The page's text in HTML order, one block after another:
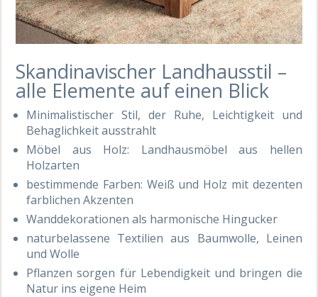
Skandinavischer Landhausstil –
alle Elemente auf einen Blick
Minimalistischer Stil, der Ruhe, Leichtigkeit und
Behaglichkeit ausstrahlt
Möbel aus Holz: Landhausmöbel aus hellen
Holzarten
bestimmende Farben: Weiß und Holz mit dezenten
farblichen Akzenten
Wanddekorationen als harmonische Hingucker
naturbelassene Textilien aus Baumwolle, Leinen
und Wolle
Pflanzen sorgen für Lebendigkeit und bringen die
Natur ins eigene Heim